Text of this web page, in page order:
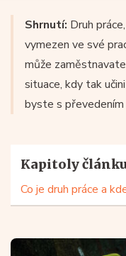
Shrnutí: Druh
vymezen ve své
může
situace, kdy tak
byste s převedením
Kapitoly
Co je druh práce a